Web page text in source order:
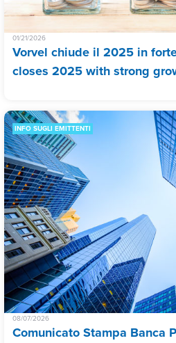
01/21/2026
Vorvel chiude il 2025 in
closes 2025 with strong
INFO SUGLI EMITTENTI
08/07/2026
Comunicato Stampa Banca